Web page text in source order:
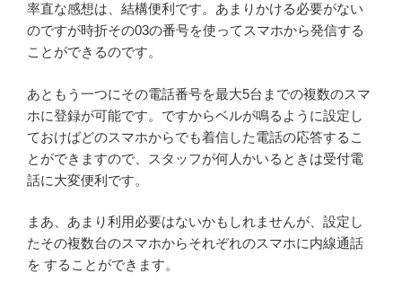
率直な感想は、結構便利です。あまりかける必要がない
のですが時折その03の番号を使ってスマホから発信する
ことができるのです。
あともう一つにその電話番号を最大5台までの複数のスマ
ホに登録が可能です。ですからベルが鳴るように設定し
ておけばどのスマホからでも着信した電話の応答するこ
とができますので、スタッフが何人かいるときは受付電
話に大変便利です。
まあ、あまり利用必要はないかもしれませんが、設定し
たその複数台のスマホからそれぞれのスマホに内線通話
を することができます。